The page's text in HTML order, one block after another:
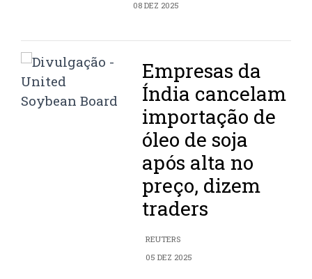
08 DEZ 2025
Empresas da
Índia cancelam
importação de
óleo de soja
após alta no
preço, dizem
traders
REUTERS
05 DEZ 2025